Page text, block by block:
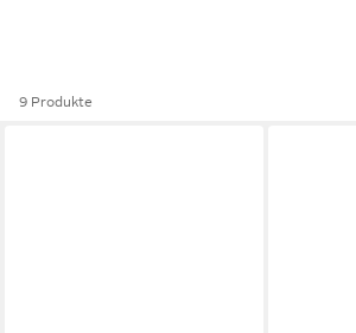
9 Produkte